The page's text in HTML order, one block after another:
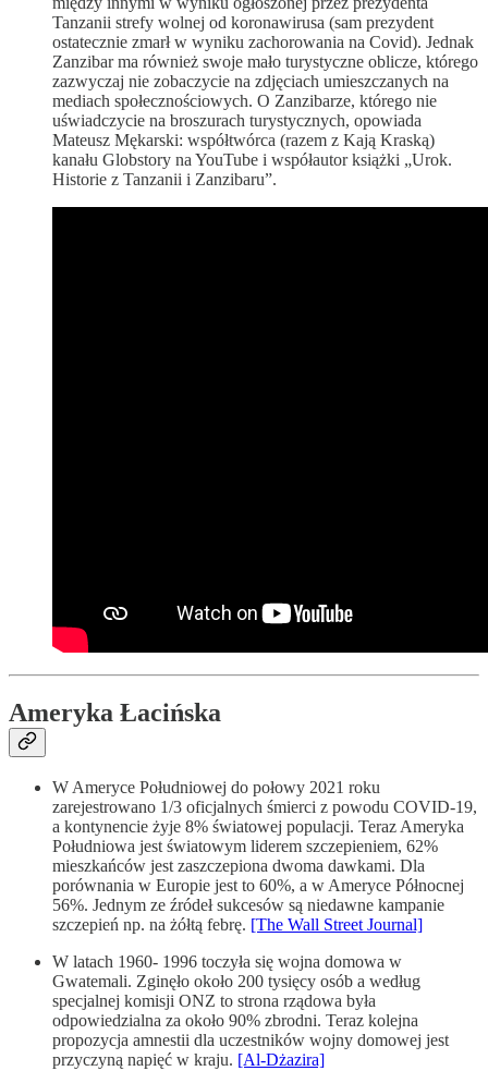
Tanzanii strefy wolnej od koronawirusa (sam prezydent
ostatecznie zmarł w wyniku zachorowania na Covid). Jednak
Zanzibar ma również swoje mało turystyczne oblicze, którego
zazwyczaj nie zobaczycie na zdjęciach umieszczanych na
mediach społecznościowych. O Zanzibarze, którego nie
uświadczycie na broszurach turystycznych, opowiada
Mateusz Mękarski: współtwórca (razem z Kają Kraską)
kanału Globstory na YouTube i współautor książki „Urok.
Historie z Tanzanii i Zanzibaru”.
Ameryka Łacińska
W Ameryce Południowej do połowy 2021 roku
zarejestrowano 1/3 oficjalnych śmierci z powodu COVID-19,
a kontynencie żyje 8% światowej populacji. Teraz Ameryka
Południowa jest światowym liderem szczepieniem, 62%
mieszkańców jest zaszczepiona dwoma dawkami. Dla
porównania w Europie jest to 60%, a w Ameryce Północnej
56%. Jednym ze źródeł sukcesów są niedawne kampanie
szczepień np. na żółtą febrę. [The Wall Street Journal]
W latach 1960- 1996 toczyła się wojna domowa w
Gwatemali. Zginęło około 200 tysięcy osób a według
specjalnej komisji ONZ to strona rządowa była
odpowiedzialna za około 90% zbrodni. Teraz kolejna
propozycja amnestii dla uczestników wojny domowej jest
przyczyną napięć w kraju. [Al-Dżazira]